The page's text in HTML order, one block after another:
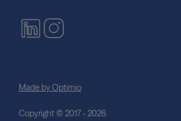
Copyright © 2017 - 2026
Made by Optimio